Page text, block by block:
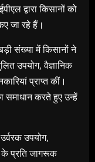
द्वारा किसानों को
जा रहे हैं।
संख्या में किसानों ने
उपयोग, वैज्ञानिक
प्राप्त कीं।
समाधान करते हुए उन्हें
उपयोग,
के प्रति जागरूक